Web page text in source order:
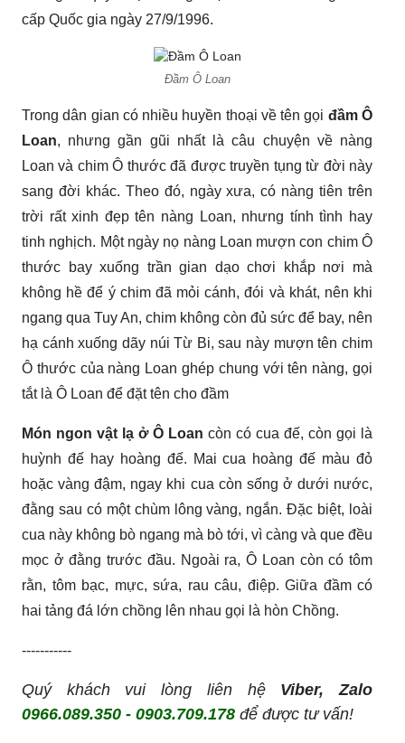
cấp Quốc gia ngày 27/9/1996.
Đầm Ô Loan
Trong dân gian có nhiều huyền thoại về tên gọi đầm Ô
Loan, nhưng gần gũi nhất là câu chuyện về nàng
Loan và chim Ô thước đã được truyền tụng từ đời này
sang đời khác. Theo đó, ngày xưa, có nàng tiên trên
trời rất xinh đẹp tên nàng Loan, nhưng tính tình hay
tinh nghịch. Một ngày nọ nàng Loan mượn con chim Ô
thước bay xuống trần gian dạo chơi khắp nơi mà
không hề để ý chim đã mỏi cánh, đói và khát, nên khi
ngang qua Tuy An, chim không còn đủ sức để bay, nên
hạ cánh xuống dãy núi Từ Bi, sau này mượn tên chim
Ô thước của nàng Loan ghép chung với tên nàng, gọi
tắt là Ô Loan để đặt tên cho đầm
Món ngon vật lạ ở Ô Loan còn có cua đế, còn gọi là
huỳnh đế hay hoàng đế. Mai cua hoàng đế màu đỏ
hoặc vàng đậm, ngay khi cua còn sống ở dưới nước,
đằng sau có một chùm lông vàng, ngắn. Đặc biệt, loài
cua này không bò ngang mà bò tới, vì càng và que đều
mọc ở đằng trước đầu. Ngoài ra, Ô Loan còn có tôm
rằn, tôm bạc, mực, sứa, rau câu, điệp. Giữa đầm có
hai tảng đá lớn chồng lên nhau gọi là hòn Chồng.
-----------
Quý khách vui lòng liên hệ Viber, Zalo
0966.089.350 - 0903.709.178 để được tư vấn!